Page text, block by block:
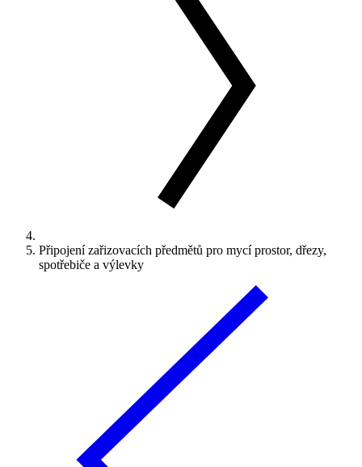
Připojení zařizovacích předmětů pro mycí prostor, dřezy,
spotřebiče a výlevky